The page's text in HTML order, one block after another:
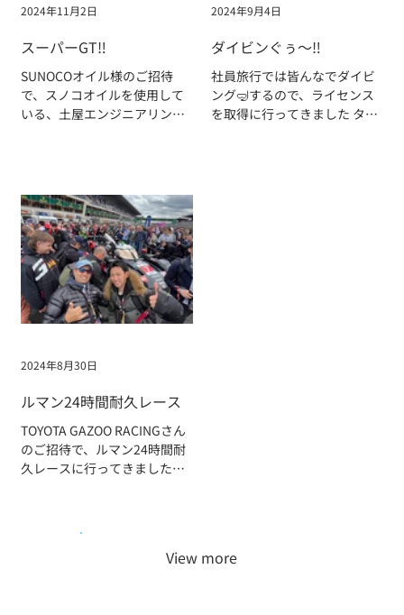
スーパーGT‼️
SUNOCOオイル様のご招待
で、スノコオイルを使用して
いる、土屋エンジニアリン
2024年11月2日
ダイビンぐぅ〜‼️
社員旅行では皆んなでダイビ
ング🤿するので、ライセンス
を取得に行ってきました タイ
2024年9月4日
ルマン24時間耐久レース
TOYOTA GAZOO RACINGさん
のご招待で、ルマン24時間耐
久レースに行ってきました、
2024年8月30日
View more